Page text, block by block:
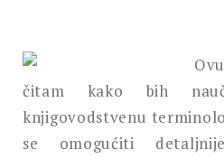
čitam kako bih
knjigovodstvenu
se omogućiti